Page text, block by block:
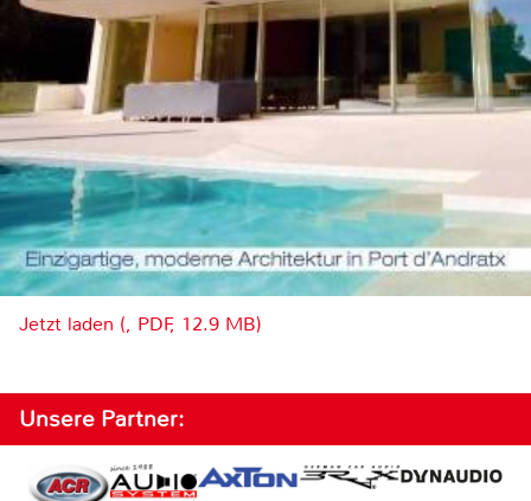
Jetzt laden (, PDF, 12.9 MB)
Unsere Partner: